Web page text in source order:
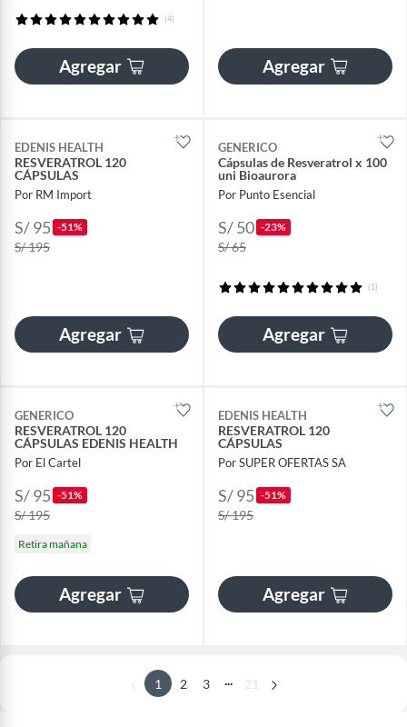
(4)
Agregar Agregar
EDENIS HEALTH
RESVERATROL 120
CÁPSULAS
Por RM Import
S/ 95 -51%
S/ 195
Agregar
GENERICO
Cápsulas de Resveratrol x 100
uni Bioaurora
Por Punto Esencial
S/ 50 -23%
S/ 65
(1)
Agregar
GENERICO
RESVERATROL 120
CÁPSULAS EDENIS HEALTH
Por El Cartel
S/ 95 -51%
S/ 195
Retira mañana
Agregar
EDENIS HEALTH
RESVERATROL 120
CÁPSULAS
Por SUPER OFERTAS SA
S/ 95 -51%
S/ 195
Agregar
1 2 3 ... 21